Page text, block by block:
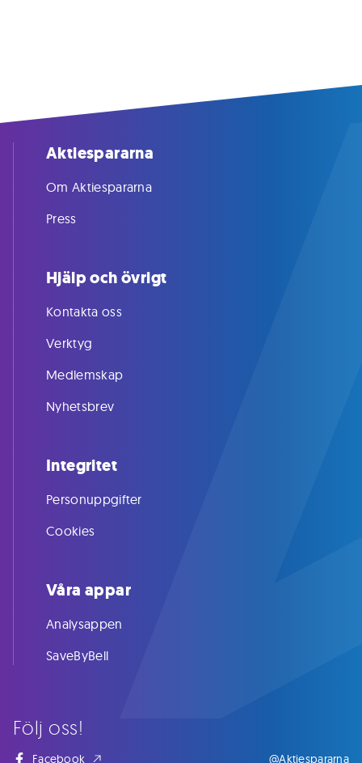
Följ oss!
Facebook @Aktiespararna
Aktiespararna
Om Aktiespararna
Press
Hjälp och övrigt
Kontakta oss
Verktyg
Medlemskap
Nyhetsbrev
Integritet
Personuppgifter
Cookies
Våra appar
Analysappen
SaveByBell